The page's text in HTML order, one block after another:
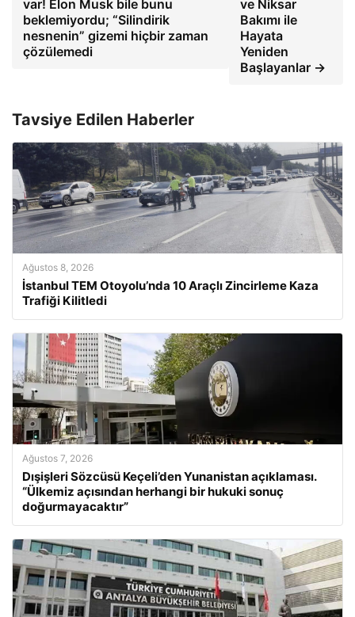
var! Elon Musk bile bunu
beklemiyordu; “Silindirik
nesnenin” gizemi hiçbir zaman
çözülemedi
ve Niksar
Bakımı ile
Hayata
Yeniden
Başlayanlar →
Tavsiye Edilen Haberler
Ağustos 8, 2026
İstanbul TEM Otoyolu’nda 10 Araçlı Zincirleme Kaza
Trafiği Kilitledi
Ağustos 7, 2026
Dışişleri Sözcüsü Keçeli’den Yunanistan açıklaması.
“Ülkemiz açısından herhangi bir hukuki sonuç
doğurmayacaktır”